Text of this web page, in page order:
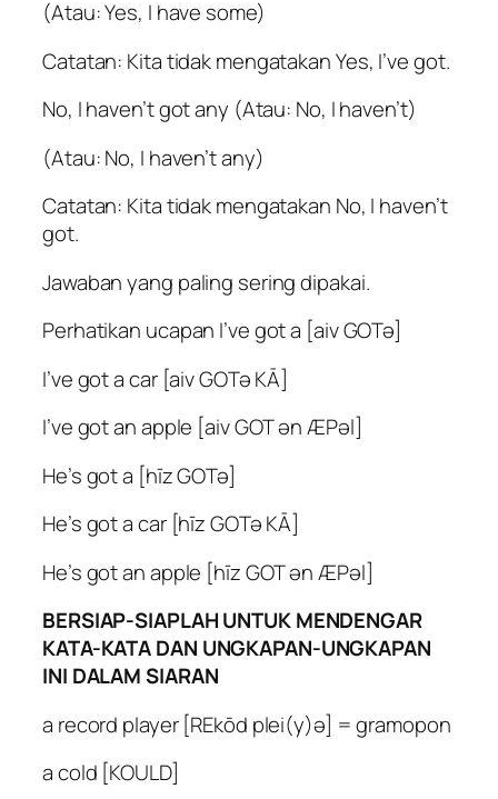
(Atau: Yes, I have some)
Catatan: Kita tidak mengatakan Yes, I’ve got.
No, I haven’t got any (Atau: No, I haven’t)
(Atau: No, I haven’t any)
Catatan: Kita tidak mengatakan No, I haven’t
got.
Jawaban yang paling sering dipakai.
Perhatikan ucapan I’ve got a [aiv GOTə]
I’ve got a car [aiv GOTə KĀ]
I’ve got an apple [aiv GOT ən ÆPəl]
He’s got a [hīz GOTə]
He’s got a car [hīz GOTə KĀ]
He’s got an apple [hīz GOT ən ÆPəl]
BERSIAP-SIAPLAH UNTUK MENDENGAR
KATA-KATA DAN UNGKAPAN-UNGKAPAN
INI DALAM SIARAN
a record player [REkōd plei(y)ə] = gramopon
a cold [KOULD]